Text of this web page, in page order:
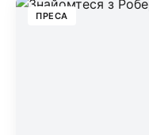
ПРЕСА